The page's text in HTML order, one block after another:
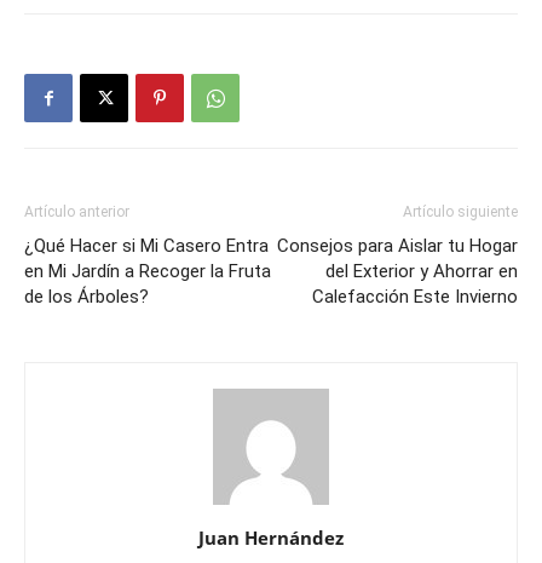
Artículo anterior
¿Qué Hacer si Mi Casero Entra
en Mi Jardín a Recoger la Fruta
de los Árboles?
Artículo siguiente
Consejos para Aislar tu Hogar
del Exterior y Ahorrar en
Calefacción Este Invierno
Juan Hernández